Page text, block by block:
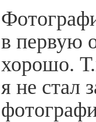
в первую
хорошо.
я не стал